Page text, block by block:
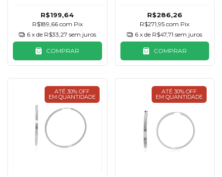
R$199,64
R$189,66 com Pix
6 x de R$33,27 sem juros
COMPRAR
R$286,26
R$271,95com Pix
6 x de R$47,71 sem juros
COMPRAR
ATÉ 30% OFF
EM QUANTIDADE
ATÉ 30% OFF
EM QUANTIDADE